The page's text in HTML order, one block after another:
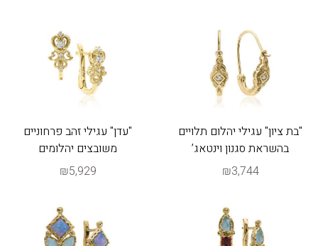
"בת ציון" עגילי יהלום תלויים
בהשראת סגנון וינטאג’
₪3,744
"עדן" עגילי זהב פרחוניים
משובצים יהלומים
₪5,929